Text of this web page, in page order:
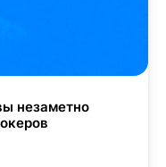
незаметно